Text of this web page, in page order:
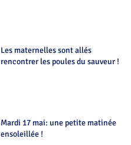
Les maternelles sont allés
rencontrer les poules du sauveur !!
Mardi 17 mai: une petite matinée
ensoleillée !